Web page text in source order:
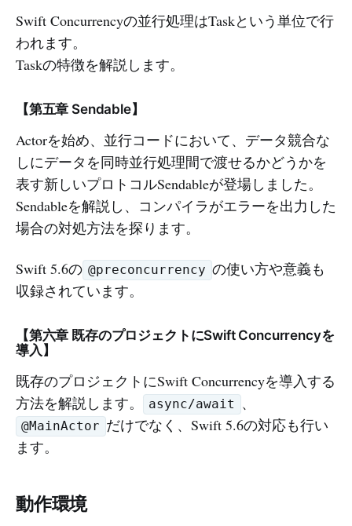
Swift Concurrencyの並行処理はTaskという単位で行
われます。
Taskの特徴を解説します。
【第五章 Sendable】
Actorを始め、並行コードにおいて、データ競合な
しにデータを同時並行処理間で渡せるかどうかを
表す新しいプロトコルSendableが登場しました。
Sendableを解説し、コンパイラがエラーを出力した
場合の対処方法を探ります。
Swift 5.6の @preconcurrency の使い方や意義も
収録されています。
【第六章 既存のプロジェクトにSwift Concurrencyを
導入】
既存のプロジェクトにSwift Concurrencyを導入する
方法を解説します。
async/await 、
@MainActor だけでなく、Swift 5.6の対応も行い
ます。
動作環境